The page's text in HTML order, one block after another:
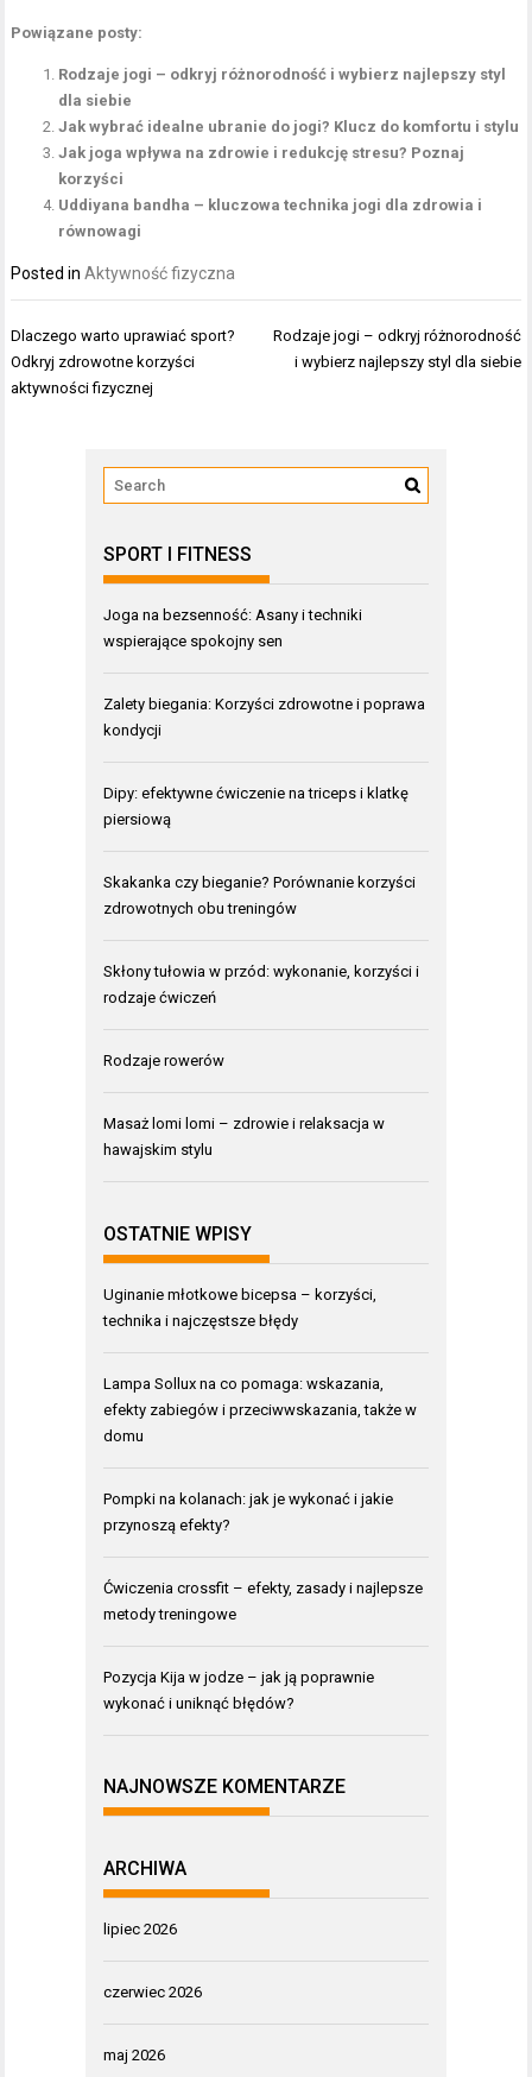
Powiązane posty:
Rodzaje jogi – odkryj różnorodność i wybierz najlepszy styl
dla siebie
Jak wybrać idealne ubranie do jogi? Klucz do komfortu i stylu
Jak joga wpływa na zdrowie i redukcję stresu? Poznaj
korzyści
Uddiyana bandha – kluczowa technika jogi dla zdrowia i
równowagi
Posted inAktywność fizyczna
Nawigacja
wpisu
Dlaczego warto uprawiać sport?
Odkryj zdrowotne korzyści
aktywności fizycznej
Rodzaje jogi – odkryj różnorodność
i wybierz najlepszy styl dla siebie
SPORT I FITNESS
Joga na bezsenność: Asany i techniki
wspierające spokojny sen
Zalety biegania: Korzyści zdrowotne i poprawa
kondycji
Dipy: efektywne ćwiczenie na triceps i klatkę
piersiową
Skakanka czy bieganie? Porównanie korzyści
zdrowotnych obu treningów
Skłony tułowia w przód: wykonanie, korzyści i
rodzaje ćwiczeń
Rodzaje rowerów
Masaż lomi lomi – zdrowie i relaksacja w
hawajskim stylu
OSTATNIE WPISY
Uginanie młotkowe bicepsa – korzyści,
technika i najczęstsze błędy
Lampa Sollux na co pomaga: wskazania,
efekty zabiegów i przeciwwskazania, także w
domu
Pompki na kolanach: jak je wykonać i jakie
przynoszą efekty?
Ćwiczenia crossfit – efekty, zasady i najlepsze
metody treningowe
Pozycja Kija w jodze – jak ją poprawnie
wykonać i uniknąć błędów?
NAJNOWSZE KOMENTARZE
ARCHIWA
lipiec 2026
czerwiec 2026
maj 2026